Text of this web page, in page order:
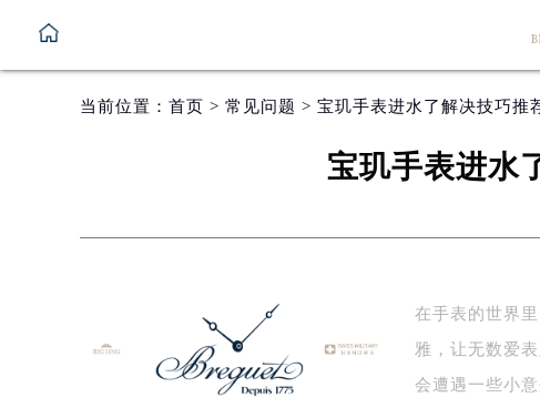
当前位置： 首页 > 常见问题 > 宝玑手表进水了解决技巧推
宝玑手表进水
在手表的世界
雅，让无数爱
会遭遇一些小